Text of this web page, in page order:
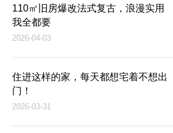
110㎡旧房爆改法式复古，浪漫实用
我全都要
2026-04-03
住进这样的家，每天都想宅着不想出
门！
2026-03-31